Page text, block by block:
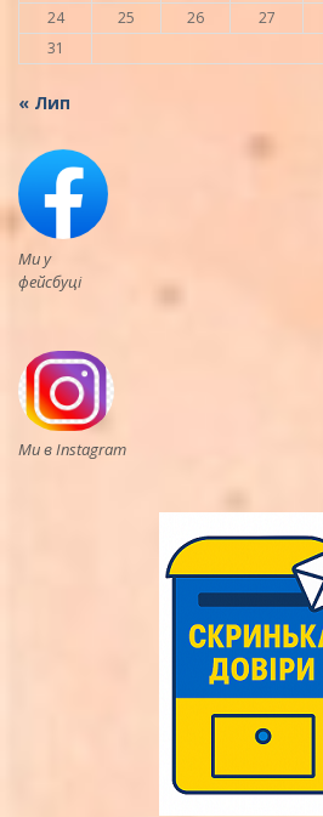
24
25 26 27
31
« Лип
Ми у
фейсбуці
Ми в Instagram